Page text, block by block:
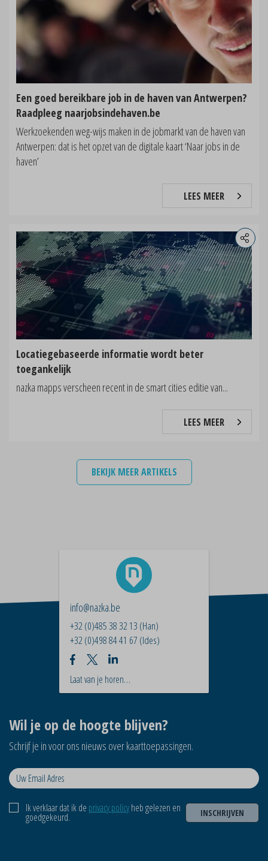
Een goed bereikbare job in de haven van Antwerpen?
Raadpleeg naarjobsindehaven.be
Werkzoekenden weg-wijs maken in de jobmarkt van de haven van
Antwerpen: dat is het opzet van de digitale kaart ‘Naar jobs in de
haven’
LEES MEER
Locatiegebaseerde informatie wordt beter
toegankelijk
nazka mapps verscheen recent in de smart cities editie van...
LEES MEER
BEKIJK MEER ARTIKELS
info@nazka.be
+32 (0)485 38 32 13 (Han)
+32 (0)498 84 41 67 (Ides)
Laat van je horen…
Wil je op de hoogte blijven?
Schrijf je in voor ons nieuws over kaarttoepassingen.
Ik verklaar dat ik de privacy policyheb gelezen en
goedgekeurd. INSCHRIJVEN